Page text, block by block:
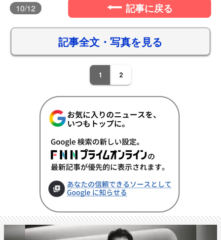
10/12 記事に戻る
記事全文・写真を見る
1 2